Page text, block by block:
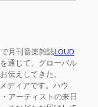
月刊音楽雑誌LOUD
通じて、グローバル
伝えしてきた、
ディアです。ハウ
アーティストの来日